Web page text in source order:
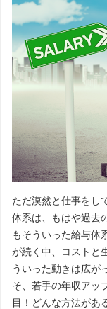
ただ漠然と仕事をし
体系は、もはや過去
もそういった給与体
が続く中、コストと
ういった動きは広が
そ、若手の年収アッ
目！どんな方法があ